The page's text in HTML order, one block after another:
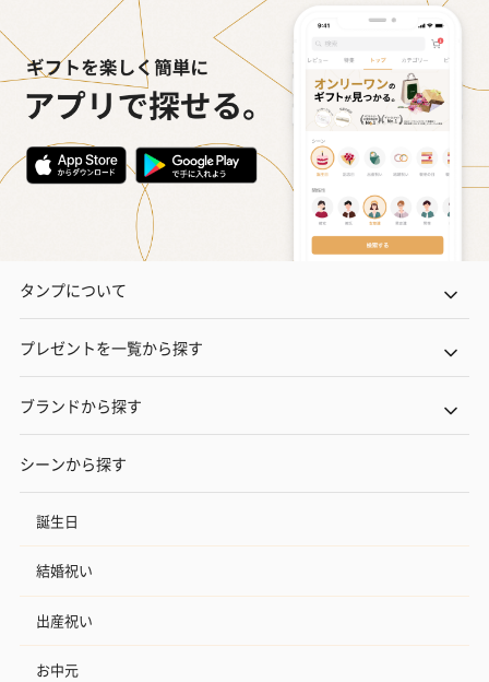
タンプについて
プレゼントを一覧から探す
ブランドから探す
シーンから探す
誕生日
結婚祝い
出産祝い
お中元